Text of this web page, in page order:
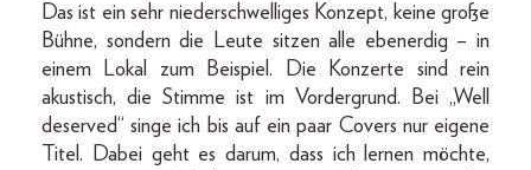
Das ist ein sehr niederschwelliges Konzept, keine große
Bühne, sondern die Leute sitzen alle ebenerdig – in
einem Lokal zum Beispiel. Die Konzerte sind rein
akustisch, die Stimme ist im Vordergrund. Bei „Well
deserved“ singe ich bis auf ein paar Covers nur eigene
Titel. Dabei geht es darum, dass ich lernen möchte,